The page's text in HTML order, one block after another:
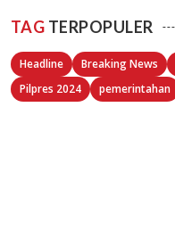
TAG TERPOPULER
Headline Breaking News
Pilpres 2024
pemerintahan